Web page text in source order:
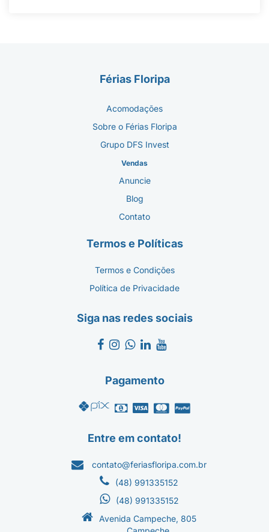
Férias Floripa
Acomodações
Sobre o Férias Floripa
Grupo DFS Invest
Vendas
Anuncie
Blog
Contato
Termos e Políticas
Termos e Condições
Política de Privacidade
Siga nas redes sociais
Pagamento
Entre em contato!
contato@feriasfloripa.com.br
(48) 991335152
(48) 991335152
Avenida Campeche, 805